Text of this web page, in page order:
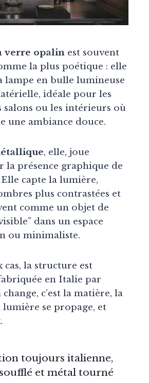
verre opalin est souvent
la plus poétique : elle
lampe en bulle lumineuse
idéale pour les
salons ou les intérieurs où
une ambiance douce.
, elle, joue
la présence graphique de
capte la lumière,
plus contrastées et
comme un objet de
dans un espace
ou minimaliste.
cas, la structure est
en Italie par
c’est la matière, la
se propage, et
toujours italienne,
et métal tourné